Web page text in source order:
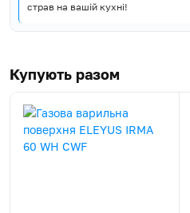
Вага Нетто, кг
Країна виробник товару
Країна реєстрації бренду
Гарантія, місяців
страв на вашій кухні!
Купують разом